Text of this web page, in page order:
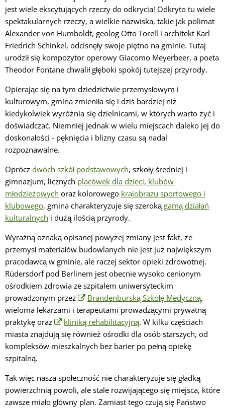
jest wiele ekscytujących rzeczy do odkrycia! Odkryto tu wiele
spektakularnych rzeczy, a wielkie nazwiska, takie jak polimat
Alexander von Humboldt, geolog Otto Torell i architekt Karl
Friedrich Schinkel, odcisnęły swoje piętno na gminie. Tutaj
urodził się kompozytor operowy Giacomo Meyerbeer, a poeta
Theodor Fontane chwalił głęboki spokój tutejszej przyrody.
Opierając się na tym dziedzictwie przemysłowym i
kulturowym, gmina zmieniła się i dziś bardziej niż
kiedykolwiek wyróżnia się dzielnicami, w których warto żyć i
doświadczać. Niemniej jednak w wielu miejscach daleko jej do
doskonałości - pęknięcia i blizny czasu są nadal
rozpoznawalne.
Oprócz dwóch szkół podstawowych, szkoły średniej i
gimnazjum, licznych placówek dla dzieci, klubów
młodzieżowych oraz kolorowego krajobrazu sportowego i
klubowego, gmina charakteryzuje się szeroką gamą działań
kulturalnych i dużą ilością przyrody.
Wyraźną oznaką opisanej powyżej zmiany jest fakt, że
przemysł materiałów budowlanych nie jest już największym
pracodawcą w gminie, ale raczej sektor opieki zdrowotnej.
Rüdersdorf pod Berlinem jest obecnie wysoko cenionym
ośrodkiem zdrowia ze szpitalem uniwersyteckim
prowadzonym przez
Brandenburską Szkołę Medyczną,
wieloma lekarzami i terapeutami prowadzącymi prywatną
praktykę oraz
kliniką rehabilitacyjną. W kilku częściach
miasta znajdują się również ośrodki dla osób starszych, od
kompleksów mieszkalnych bez barier po pełną opiekę
szpitalną.
Tak więc nasza społeczność nie charakteryzuje się gładką
powierzchnią powoli, ale stale rozwijającego się miejsca, które
zawsze miało główny plan. Zamiast tego czują się Państwo